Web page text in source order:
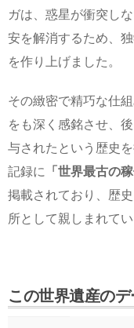
ガは、惑星が衝突し
安を解消するため、
を作り上げました。
その緻密で精巧な仕
をも深く感銘させ、
与されたという歴史
記録に
「世界最古の
掲載されており、歴
所として親しまれてい
この世界遺産のデ